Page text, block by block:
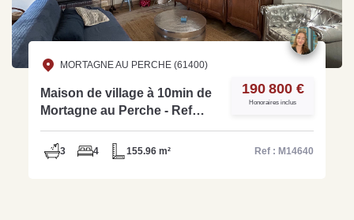
MORTAGNE AU PERCHE (61400)
Maison de village à 10min de
Mortagne au Perche - Ref
M14640
190 800 €
Honoraires inclus
3 4 155.96 m² Ref : M14640